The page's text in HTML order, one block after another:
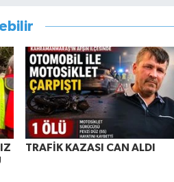
TRAFİK KAZASI CAN ALDI